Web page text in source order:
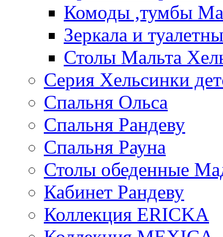
Комоды ,тумбы
Зеркала и
Столы Мальта
Серия Хельсинки
Спальня Ольса
Спальня Рандеву
Спальня Рауна
Столы обеденные
Кабинет Рандеву
Коллекция ERICKA